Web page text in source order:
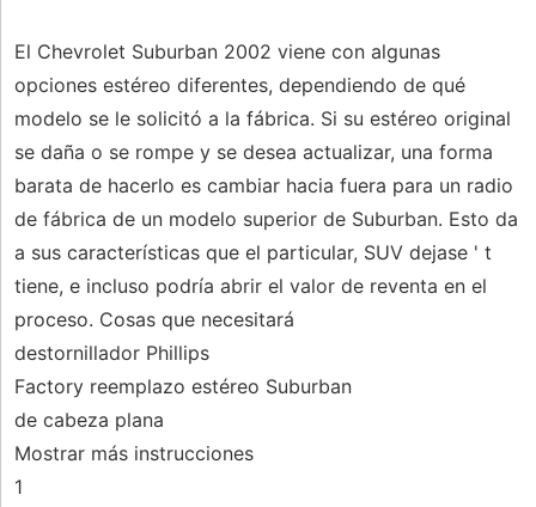
El Chevrolet Suburban 2002 viene con algunas
opciones estéreo diferentes, dependiendo de qué
modelo se le solicitó a la fábrica. Si su estéreo original
se daña o se rompe y se desea actualizar, una forma
barata de hacerlo es cambiar hacia fuera para un radio
de fábrica de un modelo superior de Suburban. Esto da
a sus características que el particular, SUV dejase ' t
tiene, e incluso podría abrir el valor de reventa en el
proceso. Cosas que necesitará
destornillador Phillips
Factory reemplazo estéreo Suburban
de cabeza plana
Mostrar más instrucciones
1